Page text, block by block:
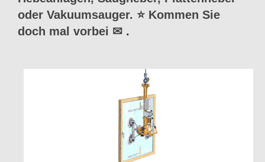
oder Vakuumsauger. ⭐ Kommen Sie
doch mal vorbei ✉ .